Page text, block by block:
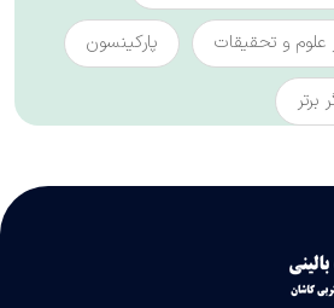
علوم و تحقیقات پارکینسون